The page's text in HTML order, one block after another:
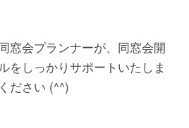
窓会プランナーが、同窓会開
をしっかりサポートいたしま
ださい (^^)